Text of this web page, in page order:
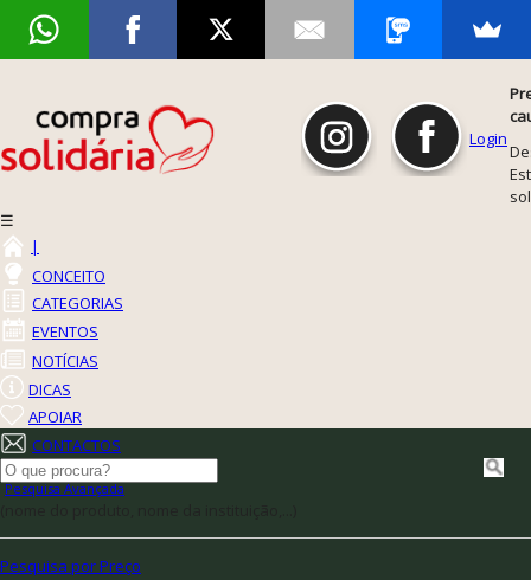
Login
☰
|
CONCEITO
CATEGORIAS
EVENTOS
NOTÍCIAS
DICAS
APOIAR
CONTACTOS
Pesquisa Avançada
Pesquisa por Preço